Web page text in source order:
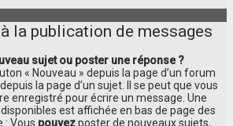
la publication de messages
sujet ou poster une réponse ?
« Nouveau » depuis la page d’un forum
la page d’un sujet. Il se peut que vous
enregistré pour écrire un message. Une
est affichée en bas de page des
: Vous pouvezposter de nouveaux sujets,